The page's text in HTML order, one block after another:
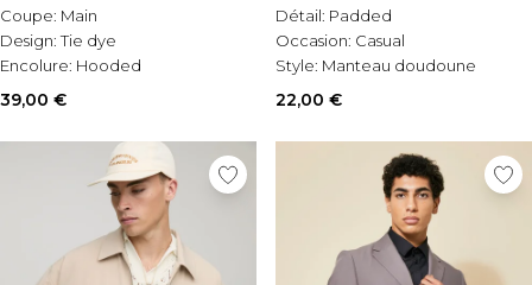
Coupe: Main
Design:Tie dye
Encolure: Hooded
39,00 €
Détail: Padded
Occasion: Casual
Style: Manteau doudoune
22,00 €